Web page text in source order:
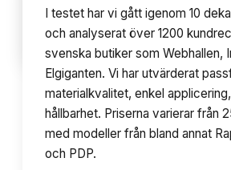
Innehållsförteckning
I testet har vi gått igenom 10
och analyserat över 1200
svenska butiker som Webhallen,
Elgiganten. Vi har utvärderat
materialkvalitet, enkel
hållbarhet. Priserna varierar från
med modeller från bland annat
och PDP.